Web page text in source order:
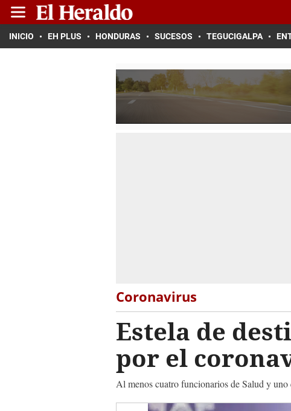
INICIO EH PLUS HONDURAS SUCESOS TEGUCIGALPA
Coronavirus
Estela de
por el
Al menos cuatro funcionarios de Salud y